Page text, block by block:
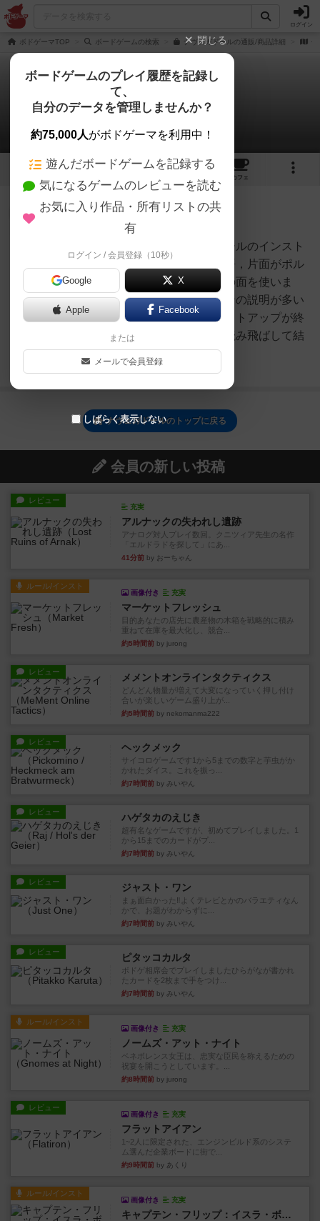
ログイン
ボドゲーマTOP ボードゲームの検索 ナヴェガドールの通販/商品詳細 作
ナヴェガドール
1件のルール/インスト
7 20
カフェ
1578名 充実
（上から読むだけでナヴェガドールのインスト
になります）ボードは片面が英語，片面がポル
トガル語となっています。英語の面を使いま
す。プレイヤーシートはアイコンの説明が多い
方の面を使います。（以下，セットアップが終
わったところから。「参考」は読み飛ばして結
構です。）■ゲームの概要...
たまご
ナヴェガドールのトップに戻る
会員の新しい投稿
レビュー
充実
アルナックの失われし遺跡
アナログ対人プレイ数回。クニツィア先生の名作
「エルドラドを探して」にあ...
41分前 by おーちゃん
ルール/インスト
画像付き 充実
マーケットフレッシュ
目的あなたの店先に農産物の木箱を戦略的に積み
重ねて在庫を最大化し、競合...
約5時間前 by jurong
レビュー メメントオンラインタクティクス
どんどん物量が増えて大変になっていく押し付け
合いが楽しいゲーム盛り上が...
約5時間前 by nekomanma222
レビュー ヘックメック
サイコロゲームです1から5までの数字と芋虫がか
かれたダイス。これを振っ...
約7時間前 by みいやん
レビュー ハゲタカのえじき
超有名なゲームですが、初めてプレイしました。1
から15までのカードがプ...
約7時間前 by みいやん
レビュー ジャスト・ワン
まぁ面白かった‼️よくテレビとかのバラエティなん
かで、お題がわからずに...
約7時間前 by みいやん
レビュー ピタッコカルタ
ボドゲ相席会でプレイしましたひらがなが書かれ
たカードを2枚まで手をつけ...
約7時間前 by みいやん
ルール/インスト
画像付き 充実
ノームズ・アット・ナイト
ベネボレンス女王は、忠実な臣民を称えるための
祝宴を開こうとしています。...
約8時間前 by jurong
レビュー
画像付き 充実
フラットアイアン
1~2人に限定された、エンジンビルド系のシステ
ム選んだ企業ボードに街で...
約9時間前 by あくり
ルール/インスト
画像付き 充実
キャプテン・フリップ：イスラ・ボンバ
閉じる
ボードゲームのプレイ履歴を記録し
て、
自分のデータを管理しませんか？
約75,000人がボドゲーマを利用中！
遊んだボードゲームを記録する
気になるゲームのレビューを読む
お気に入り作品・所有リストの共
有
ログイン / 会員登録（10秒）
Google X
Apple Facebook
または
メールで会員登録
しばらく表示しない